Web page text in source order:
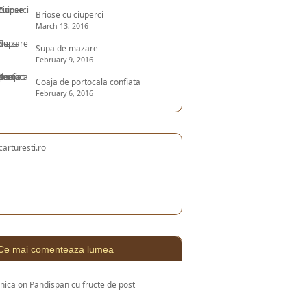
Briose cu ciuperci
March 13, 2016
Supa de mazare
February 9, 2016
Coaja de portocala confiata
February 6, 2016
mai comenteaza lumea
on Pandispan cu fructe de post